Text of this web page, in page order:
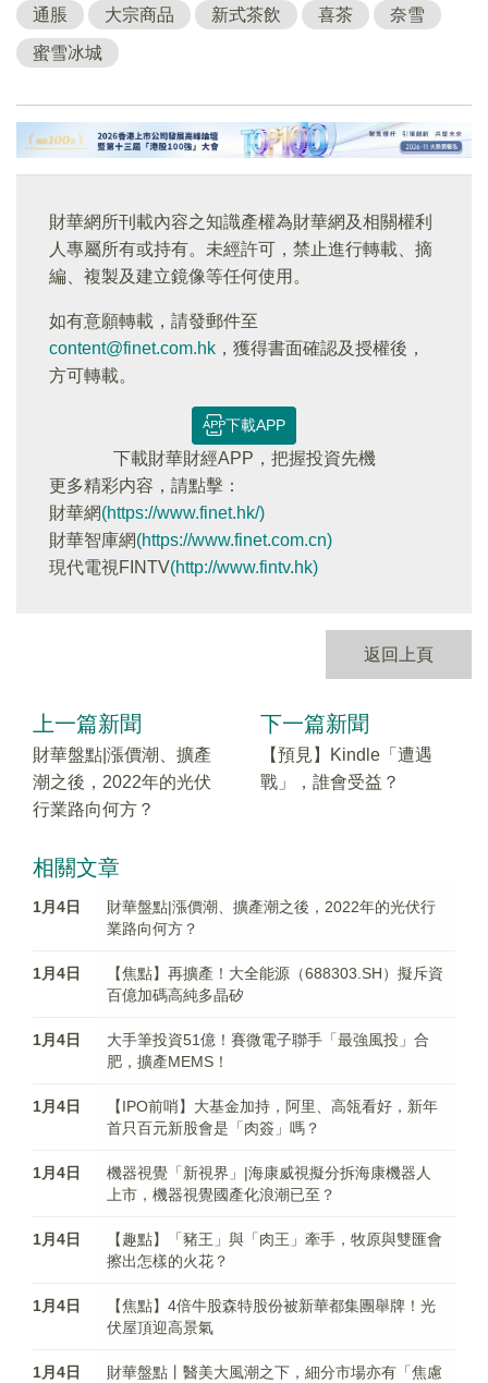
通脹 大宗商品 新式茶飲 喜茶 奈雪
蜜雪冰城
財華網所刊載內容之知識產權為財華網及相關權利
人專屬所有或持有。未經許可，禁止進行轉載、摘
編、複製及建立鏡像等任何使用。
如有意願轉載，請發郵件至
content@finet.com.hk ，獲得書面確認及授權後，
方可轉載。
下載APP
下載財華財經APP，把握投資先機
更多精彩内容，請點擊：
財華網(https://www.finet.hk/)
財華智庫網(https://www.finet.com.cn)
現代電視FINTV(http://www.fintv.hk)
返回上頁
上一篇新聞
財華盤點|漲價潮、擴產
潮之後，2022年的光伏
行業路向何方？
下一篇新聞
【預見】Kindle「遭遇
戰」，誰會受益？
相關文章
1月4日
財華盤點|漲價潮、擴產潮之後，2022年的光伏行
業路向何方？
1月4日
【焦點】再擴產！大全能源（688303.SH）擬斥資
百億加碼高純多晶矽
1月4日
大手筆投資51億！賽微電子聯手「最強風投」合
肥，擴產MEMS！
1月4日
【IPO前哨】大基金加持，阿里、高瓴看好，新年
首只百元新股會是「肉簽」嗎？
1月4日
機器視覺「新視界」|海康威視擬分拆海康機器人
上市，機器視覺國產化浪潮已至？
1月4日
【趣點】「豬王」與「肉王」牽手，牧原與雙匯會
擦出怎樣的火花？
1月4日
【焦點】4倍牛股森特股份被新華都集團舉牌！光
伏屋頂迎高景氣
1月4日
財華盤點丨醫美大風潮之下，細分市場亦有「焦慮